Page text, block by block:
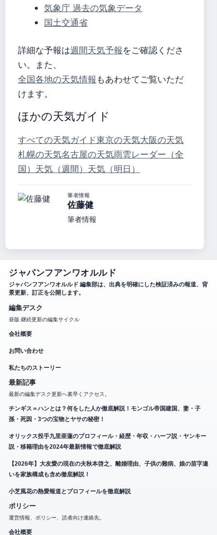
気象庁 過去の気象データ
国土交通省
詳細な予報は週間天気予報をご確認くださ
い。また、
全国各地の天気情報 もあわせてご覧いただ
けます。
ほかの天気ガイド
すべての天気ガイド東京の天気大阪の天気
札幌の天気名古屋の天気雨雲レーダー（全
国） 天気（週間） 天気（明日）
筆者情報
佐藤健
筆者情報
ジャパンフアンワオルルド
ジャパンフアンワオルルド 編集部は、出典を明確にした検証済みの報道、背
景更新、訂正を公開します。
編集デスク
昼版 継続更新の編集サイクル
会社概要
お問い合わせ
私たちのストーリー
最新記事
最新の編集デスク更新へ素早くアクセス。
チンギス＝ハンとは？何をした人か徹底解説！モンゴル帝国建国、妻・子
孫・死因・3つの宝物とヤサの秘密！
オリックス投手九里亜蓮のプロフィール・経歴・年収・ハーフ説・ヤンキー
説・移籍理由を2024年最新情報で徹底解説
【2026年】大友愛の現在の夫秋本啓之、離婚理由、子供の難病、娘の苗字違
いを家族構成も含め徹底解説！
小芝風花の熱愛報道とプロフィールを徹底解説
ポリシー
運営情報、ポリシー、読者向け連絡先。
会社概要